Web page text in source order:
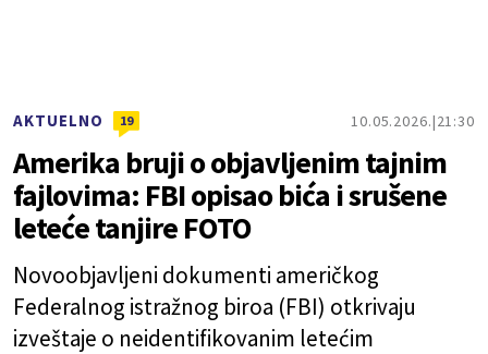
AKTUELNO 19 10.05.2026. 21:30
Amerika bruji o objavljenim tajnim
fajlovima: FBI opisao bića i srušene
leteće tanjire FOTO
Novoobjavljeni dokumenti američkog
Federalnog istražnog biroa (FBI) otkrivaju
izveštaje o neidentifikovanim letećim